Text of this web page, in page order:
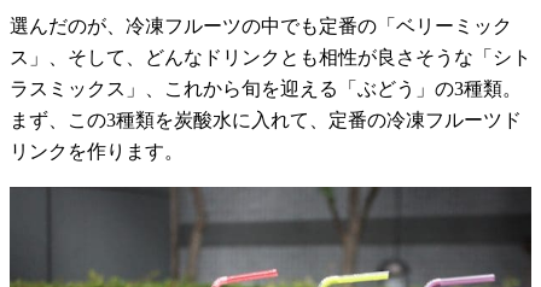
選んだのが、冷凍フルーツの中でも定番の「ベリーミック
ス」、そして、どんなドリンクとも相性が良さそうな「シト
ラスミックス」、これから旬を迎える「ぶどう」の3種類。
まず、この3種類を炭酸水に入れて、定番の冷凍フルーツド
リンクを作ります。